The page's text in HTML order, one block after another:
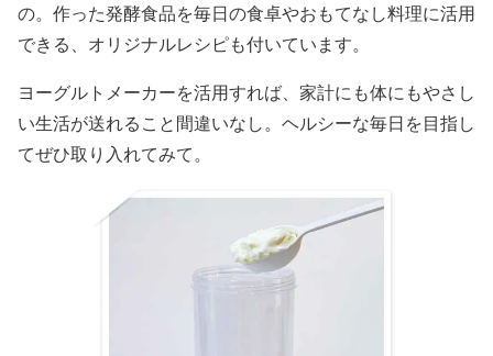
の。作った発酵食品を毎日の食卓やおもてなし料理に活用
できる、オリジナルレシピも付いています。
ヨーグルトメーカーを活用すれば、家計にも体にもやさし
い生活が送れること間違いなし。ヘルシーな毎日を目指し
てぜひ取り入れてみて。